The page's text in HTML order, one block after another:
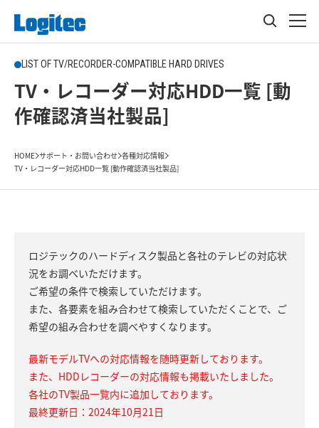
LIST OF TV/RECORDER-COMPATIBLE HARD DRIVES
TV・レコーダー対応HDD一覧 [動
作確認済当社製品]
HOME サポート・お問い合わせ 各種対応情報
TV・レコーダー対応HDD一覧 [動作確認済当社製品]
ロジテックのハードディスク製品と各社のテレビの対応状
況をお調べいただけます。
ご希望の条件で検索していただけます。
また、各要素を組み合わせて検索していただくことで、ご
希望の組み合わせを調べやすくなります。
最新モデルTVへの対応情報を随時更新しております。
また、HDDレコーダーの対応情報も掲載いたしました。
各社のTV製品一覧内に追加しております。
最終更新日：2024年10月21日